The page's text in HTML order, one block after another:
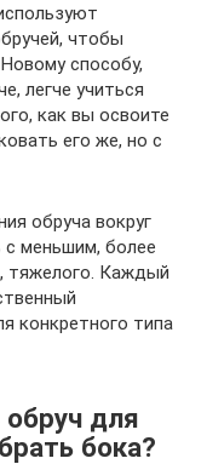
чтобы
способу,
легче учиться
как вы освоите
его же, но с
обруча вокруг
с меньшим, более
тяжелого. Каждый
конкретного типа
для
бока?